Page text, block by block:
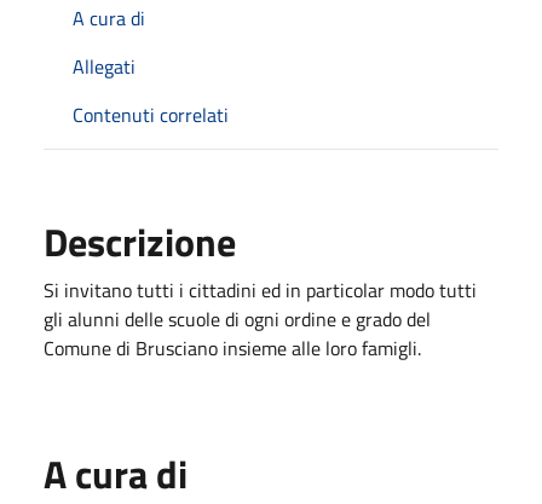
A cura di
Allegati
Contenuti correlati
Descrizione
Si invitano tutti i cittadini ed in particolar modo tutti
gli alunni delle scuole di ogni ordine e grado del
Comune di Brusciano insieme alle loro famigli.
A cura di